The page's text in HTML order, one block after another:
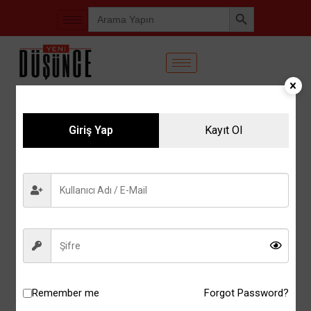
Search
for:
Search Button
Giriş Yap Kayıt Ol
Remember me Forgot Password?